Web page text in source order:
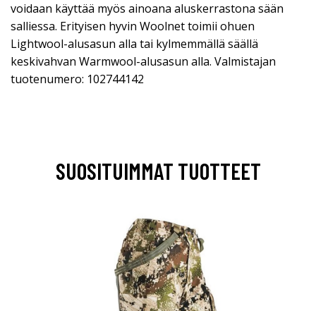
voidaan käyttää myös ainoana aluskerrastona sään
salliessa. Erityisen hyvin Woolnet toimii ohuen
Lightwool-alusasun alla tai kylmemmällä säällä
keskivahvan Warmwool-alusasun alla. Valmistajan
tuotenumero: 102744142
SUOSITUIMMAT TUOTTEET